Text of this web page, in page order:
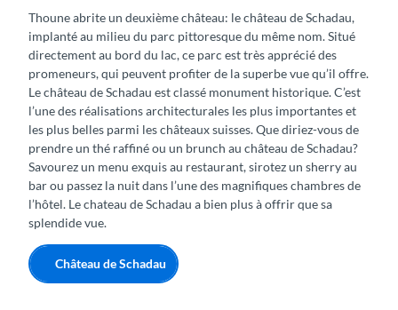
Thoune abrite un deuxième château: le château de Schadau,
implanté au milieu du parc pittoresque du même nom. Situé
directement au bord du lac, ce parc est très apprécié des
promeneurs, qui peuvent profiter de la superbe vue qu’il offre.
Le château de Schadau est classé monument historique. C’est
l’une des réalisations architecturales les plus importantes et
les plus belles parmi les châteaux suisses. Que diriez-vous de
prendre un thé raffiné ou un brunch au château de Schadau?
Savourez un menu exquis au restaurant, sirotez un sherry au
bar ou passez la nuit dans l’une des magnifiques chambres de
l’hôtel. Le chateau de Schadau a bien plus à offrir que sa
splendide vue.
Château de Schadau